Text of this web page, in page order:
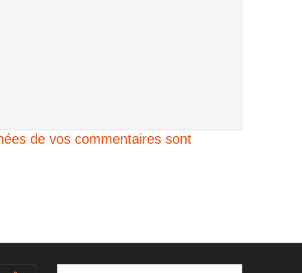
de vos commentaires sont